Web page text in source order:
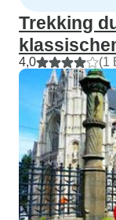
Trekking
4,0 (1